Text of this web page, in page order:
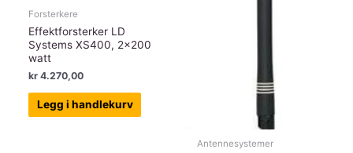
Forsterkere
Effektforsterker LD
Systems XS400, 2×200
watt
kr 4.270,00
Legg i handlekurv
Antennesystemer